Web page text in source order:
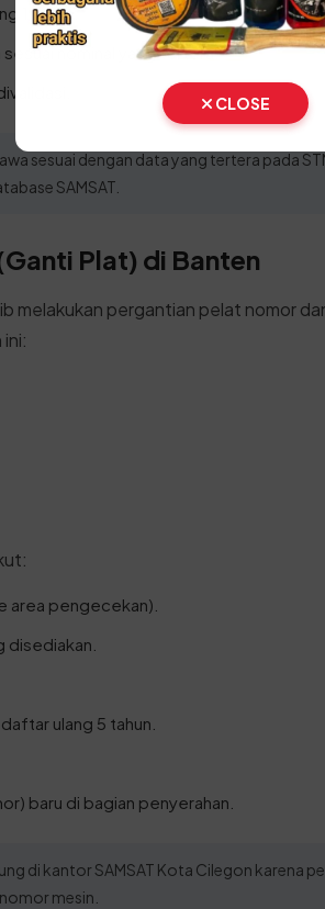
1 tahun.
nominal yang tertera.
sesuai dengan data yang tertera pada
SAMSAT.
Plat) di Banten
melakukan pergantian pelat nomor
area pengecekan).
disediakan.
ulang 5 tahun.
baru di bagian penyerahan.
di kantor SAMSAT Kota Cilegon karena
mesin.
CLOSE